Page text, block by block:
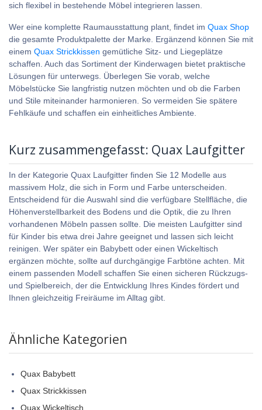
sich flexibel in bestehende Möbel integrieren lassen.
Wer eine komplette Raumausstattung plant, findet im Quax Shop
die gesamte Produktpalette der Marke. Ergänzend können Sie mit
einem Quax Strickkissen gemütliche Sitz- und Liegeplätze
schaffen. Auch das Sortiment der Kinderwagen bietet praktische
Lösungen für unterwegs. Überlegen Sie vorab, welche
Möbelstücke Sie langfristig nutzen möchten und ob die Farben
und Stile miteinander harmonieren. So vermeiden Sie spätere
Fehlkäufe und schaffen ein einheitliches Ambiente.
Kurz zusammengefasst: Quax Laufgitter
In der Kategorie Quax Laufgitter finden Sie 12 Modelle aus
massivem Holz, die sich in Form und Farbe unterscheiden.
Entscheidend für die Auswahl sind die verfügbare Stellfläche, die
Höhenverstellbarkeit des Bodens und die Optik, die zu Ihren
vorhandenen Möbeln passen sollte. Die meisten Laufgitter sind
für Kinder bis etwa drei Jahre geeignet und lassen sich leicht
reinigen. Wer später ein Babybett oder einen Wickeltisch
ergänzen möchte, sollte auf durchgängige Farbtöne achten. Mit
einem passenden Modell schaffen Sie einen sicheren Rückzugs-
und Spielbereich, der die Entwicklung Ihres Kindes fördert und
Ihnen gleichzeitig Freiräume im Alltag gibt.
Ähnliche Kategorien
Quax Babybett
Quax Strickkissen
Quax Wickeltisch